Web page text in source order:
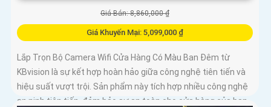
Giá Bán: 8,860,000 ₫
Giá Khuyến Mại: 5,099,000 ₫
Lắp Trọn Bộ Camera Wifi Cửa Hàng Có Màu Ban Đêm từ
KBvision là sự kết hợp hoàn hảo giữa công nghệ tiên tiến và
hiệu suất vượt trội. Sản phẩm này tích hợp nhiều công nghệ
an ninh tiên tiến, đảm bảo sự an toàn cho cửa hàng của bạn